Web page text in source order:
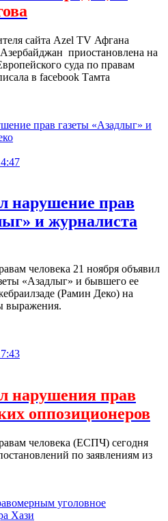
сайта Azel TV Афгана
приостановлена на
суда по правам
в facebook Тамта
нарушение прав
и журналиста
человека 21 ноября объявил
«Азадлыг» и бывшего ее
(Рамин Деко) на
выражения.
нарушения прав
оппозиционеров
человека (ЕСПЧ) сегодня
по заявлениям из